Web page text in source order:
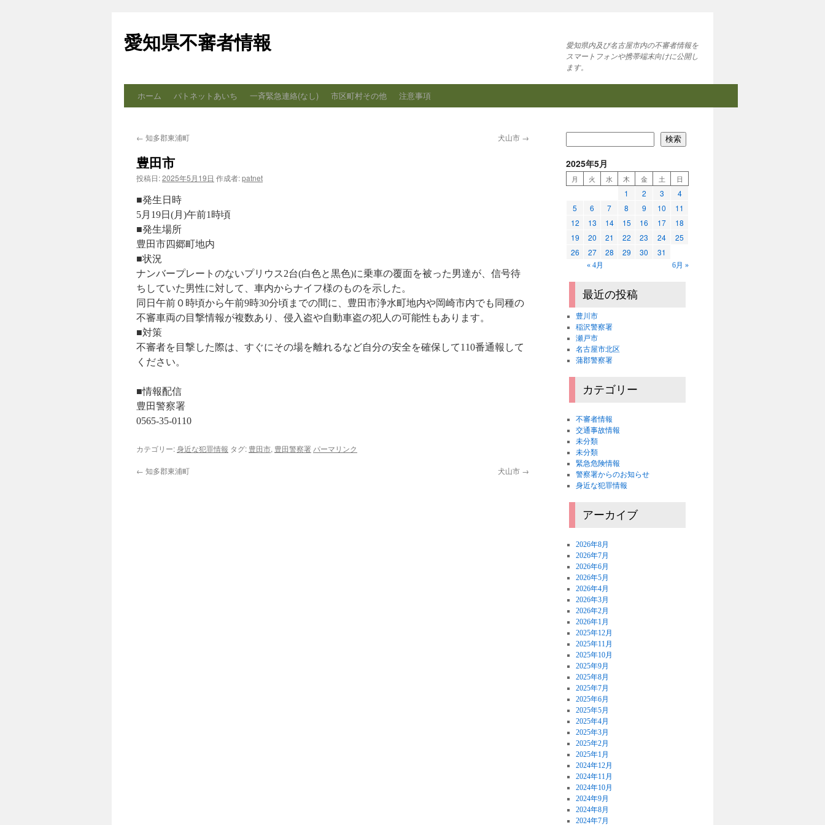
テ
ン
ス
ッ
愛知県不審者情報
愛知県内及び名古屋市内の不審者情報を
スマートフォンや携帯端末向けに公開し
ます。
ホーム パトネットあいち 一斉緊急連絡(なし) 市区町村その他 注意事項
← 知多郡東浦町 犬山市 →
豊田市
投稿日:2025年5月19日 作成者:patnet
■発生日時
5月19日(月)午前1時頃
■発生場所
豊田市四郷町地内
■状況
ナンバープレートのないプリウス2台(白色と黒色)に乗車の覆面を被った男達が、信号待
ちしていた男性に対して、車内からナイフ様のものを示した。
同日午前０時頃から午前9時30分頃までの間に、豊田市浄水町地内や岡崎市内でも同種の
不審車両の目撃情報が複数あり、侵入盗や自動車盗の犯人の可能性もあります。
■対策
不審者を目撃した際は、すぐにその場を離れるなど自分の安全を確保して110番通報して
ください。
■情報配信
豊田警察署
0565-35-0110
カテゴリー:身近な犯罪情報 タグ: 豊田市, 豊田警察署 パーマリンク
← 知多郡東浦町 犬山市 →
検索
2025年5月
月 火 水 木 金 土 日
1 2 3
4
5
6 7 8 9 10
11
12
13 14 15 16 17
18
19
20 21 22 23 24
25
26
27 28 29 30 31
« 4月 6月 »
最近の投稿
豊川市
稲沢警察署
瀬戸市
名古屋市北区
蒲郡警察署
カテゴリー
不審者情報
交通事故情報
未分類
未分類
緊急危険情報
警察署からのお知らせ
身近な犯罪情報
アーカイブ
2026年8月
2026年7月
2026年6月
2026年5月
2026年4月
2026年3月
2026年2月
2026年1月
2025年12月
2025年11月
2025年10月
2025年9月
2025年8月
2025年7月
2025年6月
2025年5月
2025年4月
2025年3月
2025年2月
2025年1月
2024年12月
2024年11月
2024年10月
2024年9月
2024年8月
2024年7月